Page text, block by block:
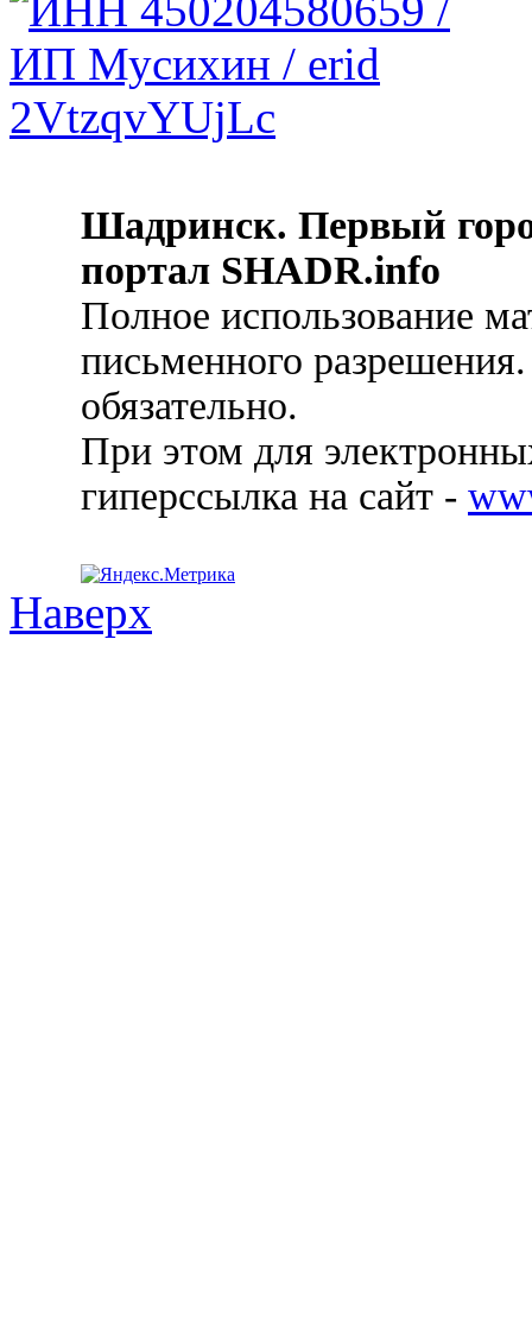
Шадринск. Первый
портал SHADR.info
Полное использование
письменного
обязательно.
При этом для
гиперссылка на сайт -
Наверх